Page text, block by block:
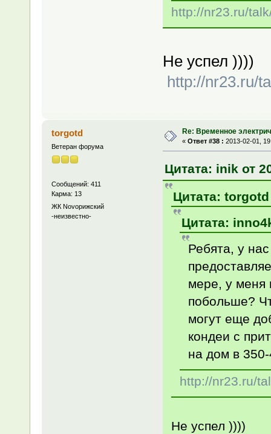
http://nr23.ru/
Не успел ))))
http://nr23.ru/
torgotd
Ветеран форума
Сообщений: 411
Карма: 13
ЖК Novoрижский
-неизвестно-
Re: Временное
« Ответ #38 : 2013-02-01,
Цитата: inik от
Цитата: torgotd
Цитата:
Ребята, у
мере, у меня
побольше?
могут еще
кондеи с
на дом в
http://nr23.ru/
Не успел ))))